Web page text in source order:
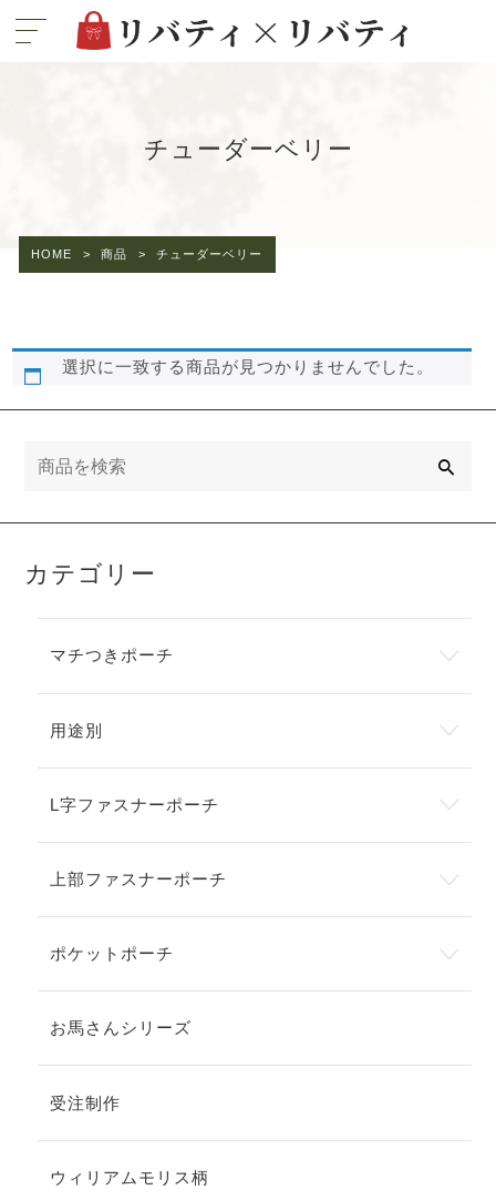
チューダーベリー
HOME > 商品 > チューダーベリー
選択に一致する商品が見つかりませんでした。
カテゴリー
マチつきポーチ
用途別
L字ファスナーポーチ
上部ファスナーポーチ
ポケットポーチ
お馬さんシリーズ
受注制作
ウィリアムモリス柄